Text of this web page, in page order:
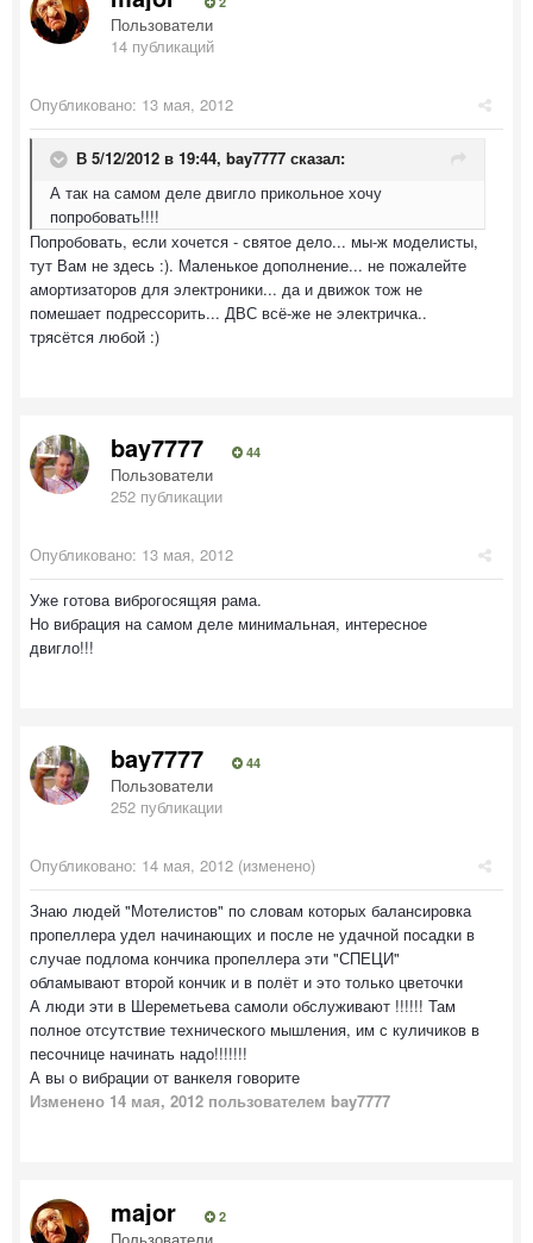
Пользователи
14 публикаций
Опубликовано: 13 мая, 2012
В 5/12/2012 в 19:44, bay7777 сказал:
А так на самом деле двигло прикольное хочу
попробовать!!!!
Попробовать, если хочется - святое дело... мы-ж моделисты,
тут Вам не здесь :). Маленькое дополнение... не пожалейте
амортизаторов для электроники... да и движок тож не
помешает подрессорить... ДВС всё-же не электричка..
трясётся любой :)
bay7777 44
Пользователи
252 публикации
Опубликовано: 13 мая, 2012
Уже готова виброгосящяя рама.
Но вибрация на самом деле минимальная, интересное
двигло!!!
bay7777 44
Пользователи
252 публикации
Опубликовано: 14 мая, 2012 (изменено)
Знаю людей "Мотелистов" по словам которых балансировка
пропеллера удел начинающих и после не удачной посадки в
случае подлома кончика пропеллера эти "СПЕЦИ"
обламывают второй кончик и в полёт и это только цветочки
А люди эти в Шереметьева самоли обслуживают !!!!!! Там
полное отсутствие технического мышления, им с куличиков в
песочнице начинать надо!!!!!!!
А вы о вибрации от ванкеля говорите
Изменено 14 мая, 2012 пользователем bay7777
major 2
Пользователи